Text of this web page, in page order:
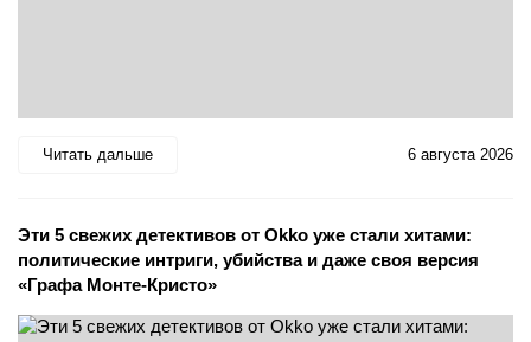
Читать дальше 6 августа 2026
Эти 5 свежих детективов от Okko уже стали хитами:
политические интриги, убийства и даже своя версия
«Графа Монте-Кристо»